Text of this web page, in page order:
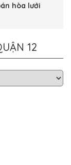
hòa lưới
12